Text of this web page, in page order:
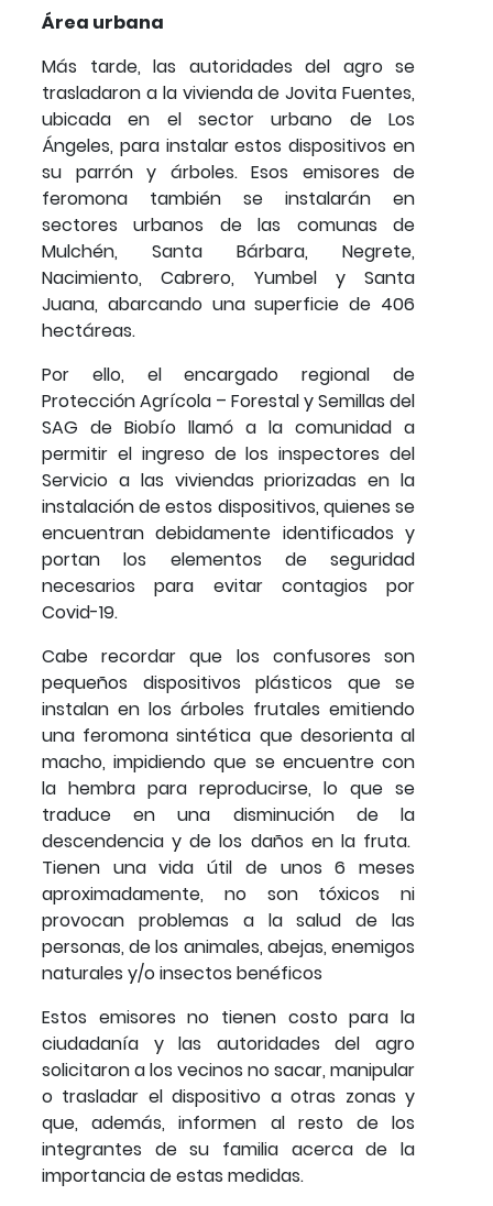
Área urbana
Más tarde, las autoridades del agro se
trasladaron a la vivienda de Jovita Fuentes,
ubicada en el sector urbano de Los
Ángeles, para instalar estos dispositivos en
su parrón y árboles. Esos emisores de
feromona también se instalarán en
sectores urbanos de las comunas de
Mulchén, Santa Bárbara, Negrete,
Nacimiento, Cabrero, Yumbel y Santa
Juana, abarcando una superficie de 406
hectáreas.
Por ello, el encargado regional de
Protección Agrícola – Forestal y Semillas del
SAG de Biobío llamó a la comunidad a
permitir el ingreso de los inspectores del
Servicio a las viviendas priorizadas en la
instalación de estos dispositivos, quienes se
encuentran debidamente identificados y
portan los elementos de seguridad
necesarios para evitar contagios por
Covid-19.
Cabe recordar que los confusores son
pequeños dispositivos plásticos que se
instalan en los árboles frutales emitiendo
una feromona sintética que desorienta al
macho, impidiendo que se encuentre con
la hembra para reproducirse, lo que se
traduce en una disminución de la
descendencia y de los daños en la fruta.
Tienen una vida útil de unos 6 meses
aproximadamente, no son tóxicos ni
provocan problemas a la salud de las
personas, de los animales, abejas, enemigos
naturales y/o insectos benéficos
Estos emisores no tienen costo para la
ciudadanía y las autoridades del agro
solicitaron a los vecinos no sacar, manipular
o trasladar el dispositivo a otras zonas y
que, además, informen al resto de los
integrantes de su familia acerca de la
importancia de estas medidas.